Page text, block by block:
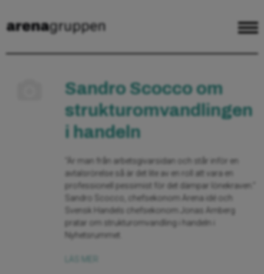
Sandro Scocco om
strukturomvandlingen
i handeln
“Är man från arbetsgivarsidan och står inför en
avtalsrörelse så är det lite av en roll att vara en
professionell pessimist för det dämpar lönekraven.”
Sandro Scocco, chefsekonom Arena idé och
Svensk Handels chefsekonom Jonas Arnberg
pratar om strukturomvandling i handeln i
Nyhetsrummet.